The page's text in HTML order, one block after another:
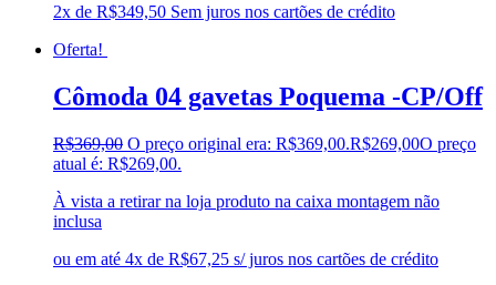
2x de R$349,50 Sem juros nos cartões de crédito
Oferta!
Cômoda 04 gavetas Poquema -CP/Off
R$369,00 O preço original era: R$369,00.R$269,00O preço
atual é: R$269,00.
À vista a retirar na loja produto na caixa montagem não
inclusa
ou em até 4x de R$67,25 s/ juros nos cartões de crédito